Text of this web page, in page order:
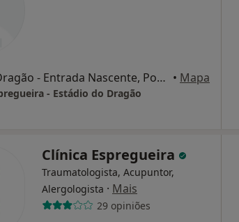
Estádio Dragão - Entrada Nascente, Porto • Mapa
- Estádio do Dragão
Clínica Espregueira
Traumatologista, Acupuntor,
Alergologista · Mais
29 opiniões